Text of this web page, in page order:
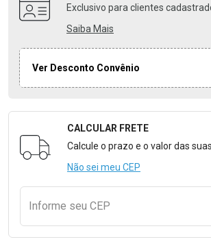
Exclusivo para clientes
Saiba Mais
Ver Desconto Convênio
Formulário para Calcular o
CALCULAR FRETE
Calcule o prazo e o valor das
Não sei meu CEP
Informe seu CEP